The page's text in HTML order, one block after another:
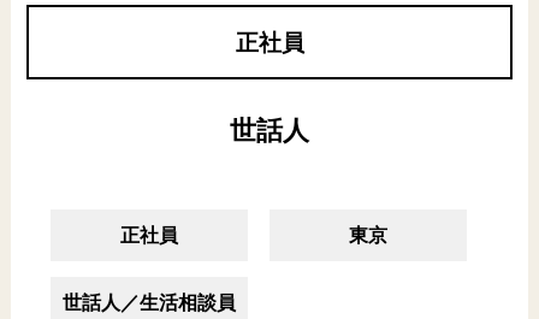
正社員
世話人
正社員 東京
世話人／生活相談員